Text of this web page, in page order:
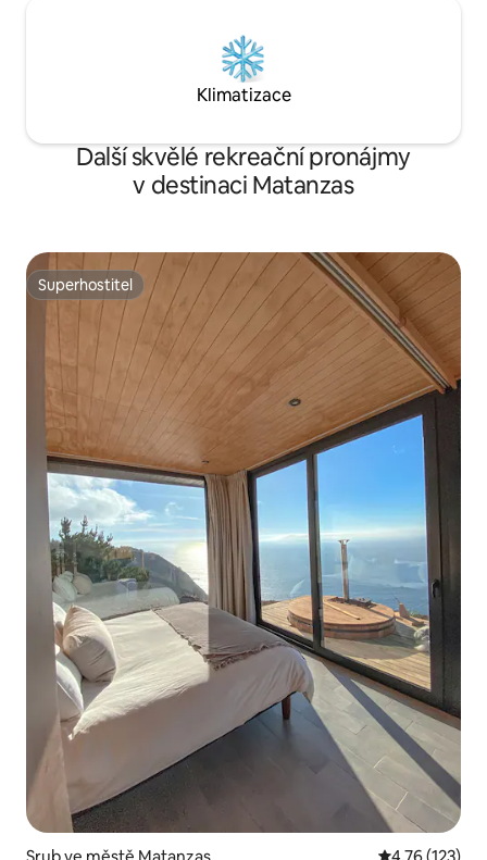
Klimatizace
Další skvělé rekreační pronájmy
v destinaci Matanzas
Superhostitel
Superhostitel
Srub ve městě Matanzas Průměrné
4,76 (123)